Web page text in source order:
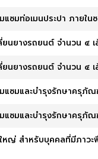
แซมท่อเมนประปา ภายใน
ยนยางรถยนต์ จำนวน ๔
ยนยางรถยนต์ จำนวน ๔
แซมและบำรุงรักษาครุภั
มแซมและบำรุงรักษาครุภั
หญ่ สำหรับบุคคลที่มีภาวะ